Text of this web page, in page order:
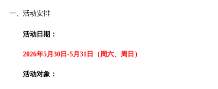
一、活动安排
活动日期：
2026年5月30日-5月31日（周六、周日）
活动对象：